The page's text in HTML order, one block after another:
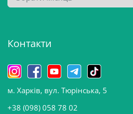
р
в
н
о
в
и
Контакти
м. Харків, вул. Тюрінська, 5
+38 (098) 058 78 02